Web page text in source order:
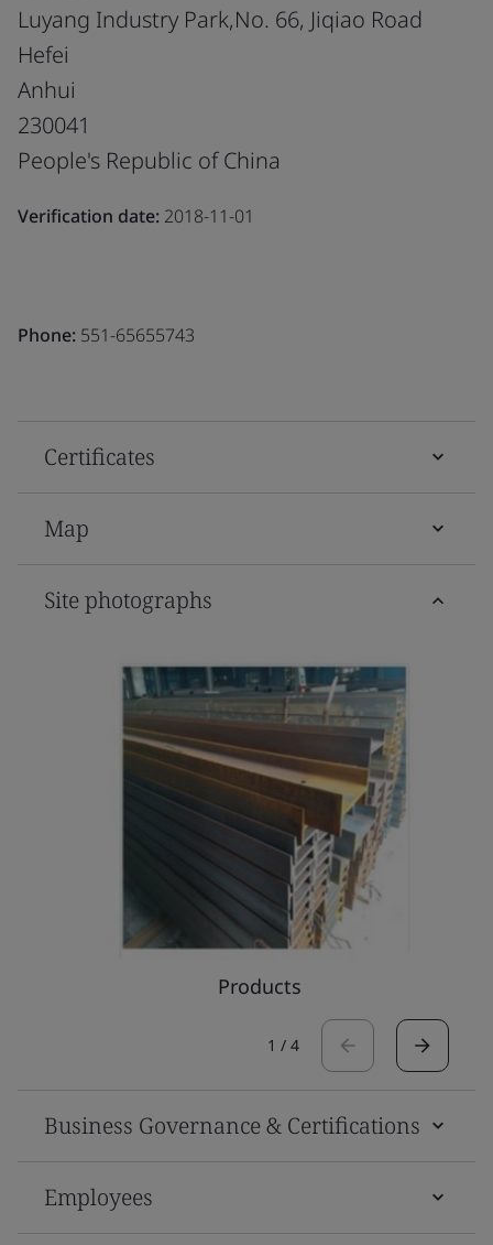
Luyang Industry Park,No. 66, Jiqiao Road
Hefei
Anhui
230041
People's Republic of China
Verification date: 2018-11-01
Phone: 551-65655743
Certificates
Map
Site photographs
Products
1 / 4
Business Governance & Certifications
Employees